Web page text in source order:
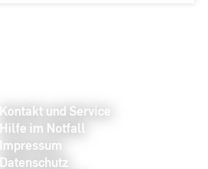
Kontakt und Service
Hilfe im Notfall
Impressum
Datenschutz